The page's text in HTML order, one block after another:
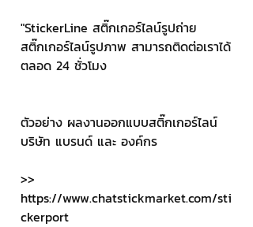
"StickerLine สติ๊กเกอร์ไลน์รูปถ่าย
สติ๊กเกอร์ไลน์รูปภาพ สามารถติดต่อเราได้
ตลอด 24 ชั่วโมง
ตัวอย่าง ผลงานออกแบบสติ๊กเกอร์ไลน์
บริษัท แบรนด์ และ องค์กร
>>
https://www.chatstickmarket.com/sti
ckerport